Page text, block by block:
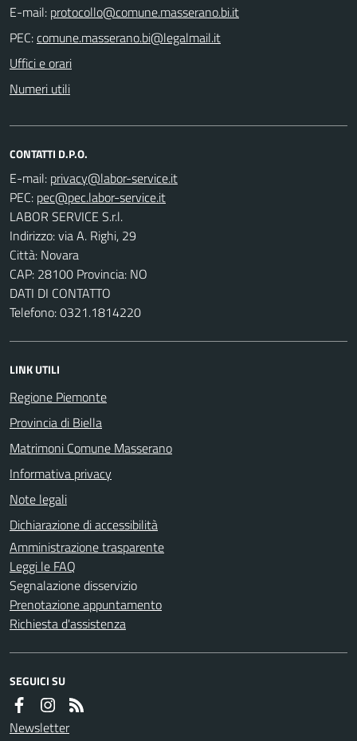
E-mail:
PEC:
Uffici e orari
Numeri utili
CONTATTI D.P.O.
E-mail:
PEC:
LABOR SERVICE S.r.l.
Indirizzo: via A. Righi, 29
Città: Novara
CAP: 28100 Provincia: NO
DATI DI CONTATTO
Telefono: 0321.1814220
LINK UTILI
Regione Piemonte
Provincia di Biella
Matrimoni Comune Masserano
Informativa privacy
Note legali
Dichiarazione di accessibilità
Amministrazione trasparente
Leggi le FAQ
Segnalazione disservizio
Prenotazione appuntamento
Richiesta d'assistenza
SEGUICI SU
Newsletter